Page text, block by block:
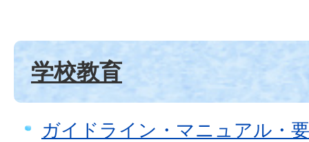
学校教育
ガイドライン・マニュアル・